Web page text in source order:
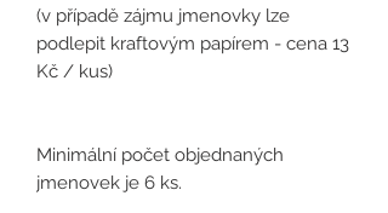
(v případě zájmu jmenovky lze
podlepit kraftovým papírem - cena 13
Kč / kus)
Minimální počet objednaných
jmenovek je 6 ks.